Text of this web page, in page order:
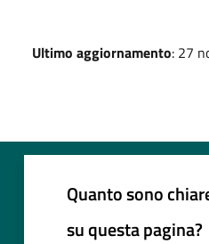
Ultimo aggiornamento: 27
Quanto sono
su questa pagina?